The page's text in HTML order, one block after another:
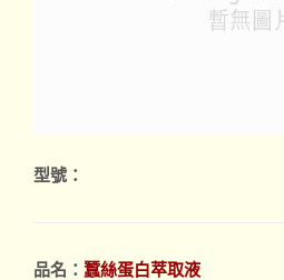
型號：
品名： 蠶絲蛋白萃取液